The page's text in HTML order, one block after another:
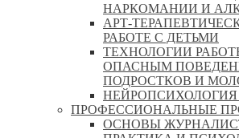
НАРКОМАНИИ И
АРТ-
РАБОТЕ С ДЕТЬМИ
ТЕХНОЛОГИИ
ОПАСНЫМ
ПОДРОСТКОВ И
ПРОФЕССИОНАЛЬНЫЕ
ОСНОВЫ